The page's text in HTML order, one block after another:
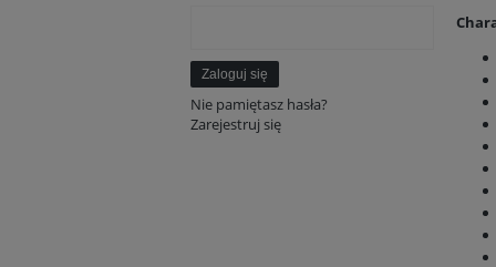
Zaloguj się
Nie pamiętasz hasła?
Zarejestruj się